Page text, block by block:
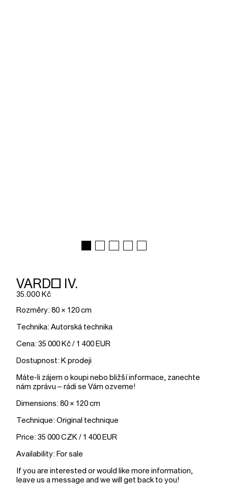
VARDO IV.
35.000 Kč
Rozměry: 80 × 120 cm
Technika: Autorská technika
Cena: 35 000 Kč / 1 400 EUR
Dostupnost: K prodeji
Máte-li zájem o koupi nebo bližší informace, zanechte
nám zprávu – rádi se Vám ozveme!
Dimensions: 80 × 120 cm
Technique: Original technique
Price: 35 000 CZK / 1 400 EUR
Availability: For sale
If you are interested or would like more information,
leave us a message and we will get back to you!